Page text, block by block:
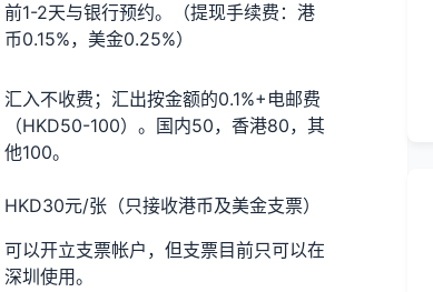
前1-2天与银行预约。（提现手续费：港
币0.15%，美金0.25%）
汇入不收费；汇出按金额的0.1%+电邮费
（HKD50-100）。国内50，香港80，其
他100。
HKD30元/张（只接收港币及美金支票）
可以开立支票帐户，但支票目前只可以在
深圳使用。